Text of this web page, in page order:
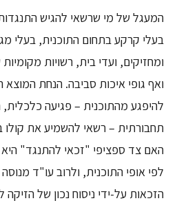
המעגל של מי שרשאי להגיש
בעלי קרקע בתחום התוכנית, בעלי
ומחזיקים, ועדי בית, רשויות
ואף גופי איכות סביבה. הנחת
להיפגע מהתוכנית – פגיעה כלכלית,
תחבורתית – רשאי להשמיע את קולו
האם צד ספציפי "זכאי להתנגד"
לפי אופי התוכנית, ולרוב עו"ד
הזכאות על-ידי ניסוח נכון של הזיקה